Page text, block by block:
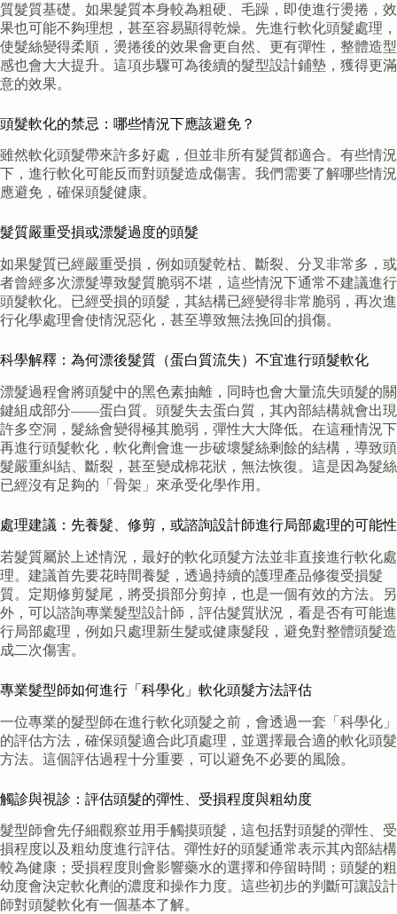
質髮質基礎。如果髮質本身較為粗硬、毛躁，即使進行燙捲，效
果也可能不夠理想，甚至容易顯得乾燥。先進行軟化頭髮處理，
使髮絲變得柔順，燙捲後的效果會更自然、更有彈性，整體造型
感也會大大提升。這項步驟可為後續的髮型設計鋪墊，獲得更滿
意的效果。
頭髮軟化的禁忌：哪些情況下應該避免？
雖然軟化頭髮帶來許多好處，但並非所有髮質都適合。有些情況
下，進行軟化可能反而對頭髮造成傷害。我們需要了解哪些情況
應避免，確保頭髮健康。
髮質嚴重受損或漂髮過度的頭髮
如果髮質已經嚴重受損，例如頭髮乾枯、斷裂、分叉非常多，或
者曾經多次漂髮導致髮質脆弱不堪，這些情況下通常不建議進行
頭髮軟化。已經受損的頭髮，其結構已經變得非常脆弱，再次進
行化學處理會使情況惡化，甚至導致無法挽回的損傷。
科學解釋：為何漂後髮質（蛋白質流失）不宜進行頭髮軟化
漂髮過程會將頭髮中的黑色素抽離，同時也會大量流失頭髮的關
鍵組成部分——蛋白質。頭髮失去蛋白質，其內部結構就會出現
許多空洞，髮絲會變得極其脆弱，彈性大大降低。在這種情況下
再進行頭髮軟化，軟化劑會進一步破壞髮絲剩餘的結構，導致頭
髮嚴重糾結、斷裂，甚至變成棉花狀，無法恢復。這是因為髮絲
已經沒有足夠的「骨架」來承受化學作用。
處理建議：先養髮、修剪，或諮詢設計師進行局部處理的可能性
若髮質屬於上述情況，最好的軟化頭髮方法並非直接進行軟化處
理。建議首先要花時間養髮，透過持續的護理產品修復受損髮
質。定期修剪髮尾，將受損部分剪掉，也是一個有效的方法。另
外，可以諮詢專業髮型設計師，評估髮質狀況，看是否有可能進
行局部處理，例如只處理新生髮或健康髮段，避免對整體頭髮造
成二次傷害。
專業髮型師如何進行「科學化」軟化頭髮方法評估
一位專業的髮型師在進行軟化頭髮之前，會透過一套「科學化」
的評估方法，確保頭髮適合此項處理，並選擇最合適的軟化頭髮
方法。這個評估過程十分重要，可以避免不必要的風險。
觸診與視診：評估頭髮的彈性、受損程度與粗幼度
髮型師會先仔細觀察並用手觸摸頭髮，這包括對頭髮的彈性、受
損程度以及粗幼度進行評估。彈性好的頭髮通常表示其內部結構
較為健康；受損程度則會影響藥水的選擇和停留時間；頭髮的粗
幼度會決定軟化劑的濃度和操作力度。這些初步的判斷可讓設計
師對頭髮軟化有一個基本了解。